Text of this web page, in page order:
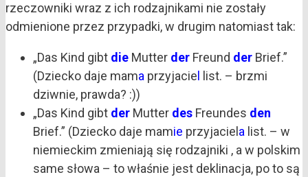
rzeczowniki wraz z ich rodzajnikami nie zostały
odmienione przez przypadki, w drugim natomiast tak:
„Das Kind gibt die Mutter der Freund der Brief.”
(Dziecko daje mama przyjacie
list. – brzmi
dziwnie, prawda? :))
„Das Kind gibt der Mutter des Freundes den
Brief.” (Dziecko daje mamie przyjaciel a list. – w
niemieckim zmieniają się rodzajniki , a w polskim
same słowa – to właśnie jest deklinacja, po to są